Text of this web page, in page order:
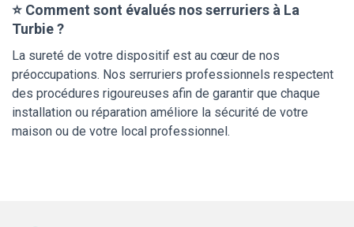
⭐ Comment sont évalués nos serruriers à La
Turbie ?
La sureté de votre dispositif est au cœur de nos
préoccupations. Nos serruriers professionnels respectent
des procédures rigoureuses afin de garantir que chaque
installation ou réparation améliore la sécurité de votre
maison ou de votre local professionnel.